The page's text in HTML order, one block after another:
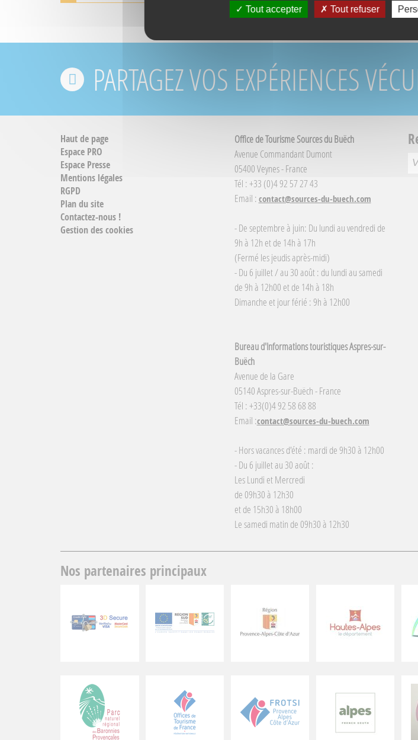
PARTAGEZ VOS EXPÉRIENCES
Haut de page
Espace PRO
Espace Presse
Mentions légales
RGPD
Plan du site
Contactez-nous !
Gestion des cookies
Office de Tourisme Sources du Buëch
Avenue Commandant Dumont
05400 Veynes - France
Tél : +33 (0)4 92 57 27 43
Email :contact@sources-du-buech.com
- De septembre à juin: Du lundi au vendredi de
9h à 12h et de 14h à 17h
(Fermé les jeudis après-midi)
- Du 6 juillet / au 30 août : du lundi au samedi
de 9h à 12h00 et de 14h à 18h
Dimanche et jour férié : 9h à 12h00
Bureau d'Informations touristiques Aspres-sur-
Buëch
Avenue de la Gare
05140 Aspres-sur-Buëch - France
Tél : +33(0)4 92 58 68 88
Email :contact@sources-du-buech.com
- Hors vacances d'été : mardi de 9h30 à 12h00
- Du 6 juillet au 30 août :
Les Lundi et Mercredi
de 09h30 à 12h30
et de 15h30 à 18h00
Le samedi matin de 09h30 à 12h30
Nos partenaires principaux
Tout accepter Tout refuser